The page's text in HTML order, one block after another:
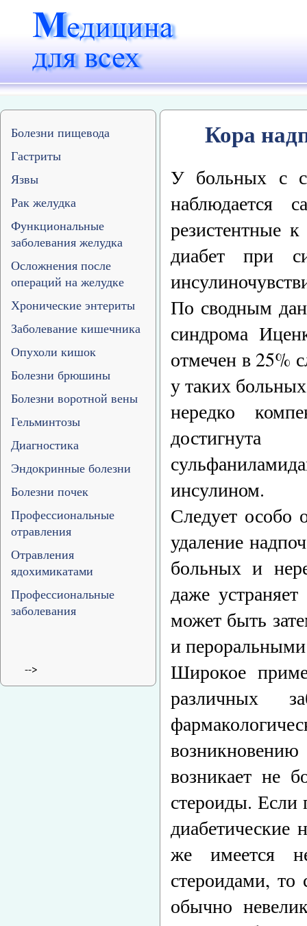
Болезни пищевода
Гастриты
Язвы
Рак желудка
Функциональные
заболевания желудка
Осложнения после
операций на желудке
Хронические энтериты
Заболевание кишечника
Опухоли кишок
Болезни брюшины
Болезни воротной вены
Гельминтозы
Диагностика
Эндокринные болезни
Болезни почек
Профессиональные
отравления
Отравления
ядохимикатами
Профессиональные
заболевания
-->
Кора
У больных с
наблюдается
резистентные
диабет при
По сводным
синдрома
отмечен в 25%
у таких
нередко
инсулином.
Следует особо
удаление
больных и
даже
может быть
и
Широкое
различных
возникает не
стероиды. Если
диабетические
же имеется
стероидами, то
обычно